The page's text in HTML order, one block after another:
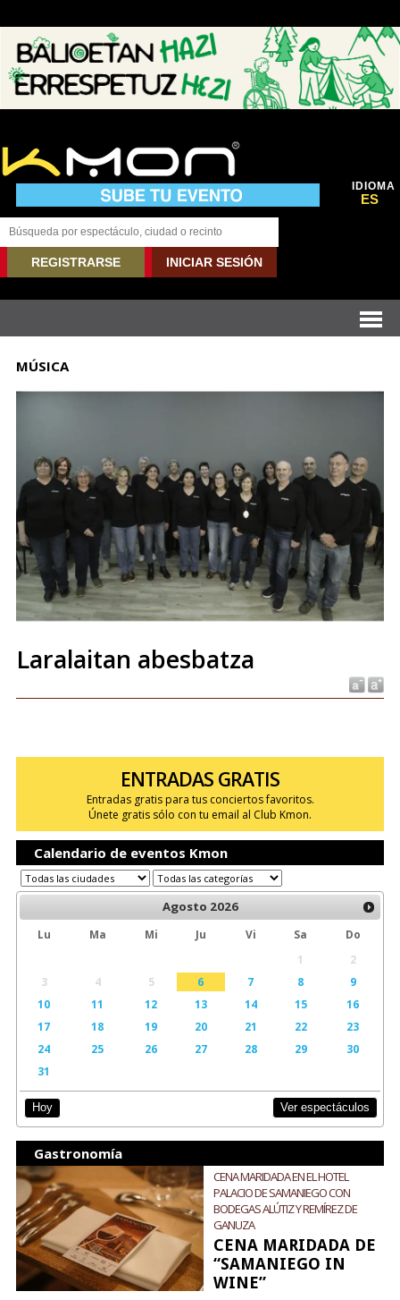
IDIOMA
ES
REGISTRARSE INICIAR SESIÓN
MÚSICA
Laralaitan abesbatza
ENTRADAS GRATIS
Entradas gratis para tus conciertos favoritos.
Únete gratis sólo con tu email al Club Kmon.
Calendario de eventos Kmon
Agosto 2026
Lu Ma Mi Ju Vi Sa
Do
1
2
3
4 5 6 7 8
9
10
11 12 13 14 15
16
17
18 19 20 21 22
23
24
25 26 27 28 29
30
31
Hoy Ver espectáculos
Gastronomía
CENA MARIDADA EN EL HOTEL
PALACIO DE SAMANIEGO CON
BODEGAS ALÚTIZ Y REMÍREZ DE
GANUZA
CENA MARIDADA DE
“SAMANIEGO IN
WINE”